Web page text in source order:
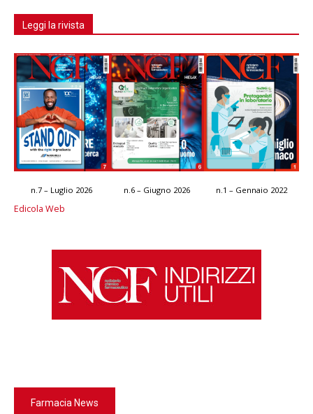
Leggi la rivista
n.7 – Luglio 2026 n.6 – Giugno 2026 n.1 – Gennaio 2022
Edicola Web
Farmacia News